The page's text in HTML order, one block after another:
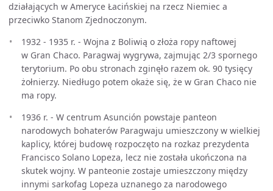
działających w Ameryce Łacińskiej na rzecz Niemiec a
przeciwko Stanom Zjednoczonym.
1932 - 1935 r. - Wojna z Boliwią o złoża ropy naftowej
w Gran Chaco. Paragwaj wygrywa, zajmując 2/3 spornego
terytorium. Po obu stronach zginęło razem ok. 90 tysięcy
żołnierzy. Niedługo potem okaże się, że w Gran Chaco nie
ma ropy.
1936 r. - W centrum Asunción powstaje panteon
narodowych bohaterów Paragwaju umieszczony w wielkiej
kaplicy, której budowę rozpoczęto na rozkaz prezydenta
Francisco Solano Lopeza, lecz nie została ukończona na
skutek wojny. W panteonie zostaje umieszczony między
innymi sarkofag Lopeza uznanego za narodowego